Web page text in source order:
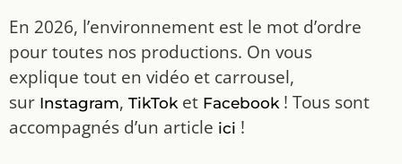
En 2026, l’environnement est le mot d’ordre
pour toutes nos productions. On vous
explique tout en vidéo et carrousel,
sur Instagram, TikToket Facebook! Tous sont
accompagnés d’un article ici !